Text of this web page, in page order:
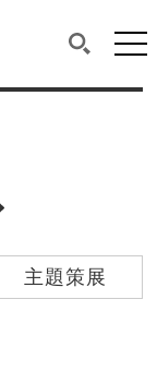
要連結。
搜尋(開
網
主題策展